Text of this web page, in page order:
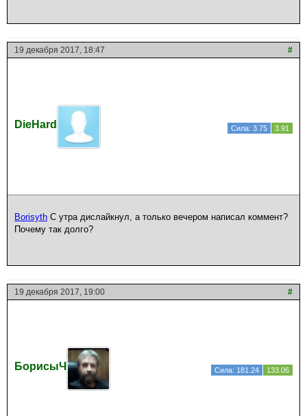
19 декабря 2017, 18:47 #
DieHard Сила: 3.75 3.91
Borisyth С утра дислайкнул, а только вечером написал коммент?
Почему так долго?
19 декабря 2017, 19:00 #
БорисыЧ Сила: 181.24 133.06